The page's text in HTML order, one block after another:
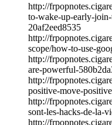
http://
to-wake-up-early-
20af2eed8535
http://
scope/how-to-use-
http://
are-powerful-
http://
positive-move-
http://
sont-les-hacks-de-la-
http://